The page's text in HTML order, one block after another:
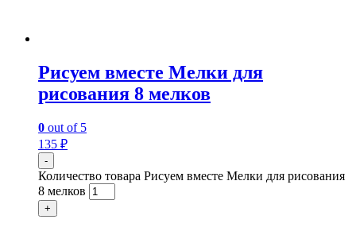
Рисуем вместе Мелки для
рисования 8 мелков
0 out of 5
135 ₽
-
Количество товара Рисуем вместе Мелки для рисования
8 мелков
+